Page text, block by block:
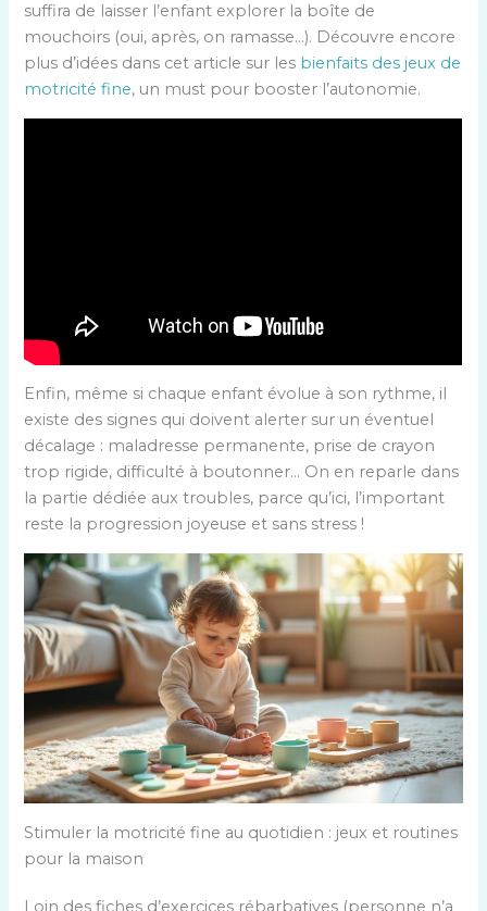
suffira de laisser l’enfant explorer la boîte de
mouchoirs (oui, après, on ramasse…). Découvre encore
plus d’idées dans cet article sur les bienfaits des jeux de
motricité fine, un must pour booster l’autonomie.
Enfin, même si chaque enfant évolue à son rythme, il
existe des signes qui doivent alerter sur un éventuel
décalage : maladresse permanente, prise de crayon
trop rigide, difficulté à boutonner… On en reparle dans
la partie dédiée aux troubles, parce qu’ici, l’important
reste la progression joyeuse et sans stress !
Stimuler la motricité fine au quotidien : jeux et routines
pour la maison
Loin des fiches d’exercices rébarbatives (personne n’a